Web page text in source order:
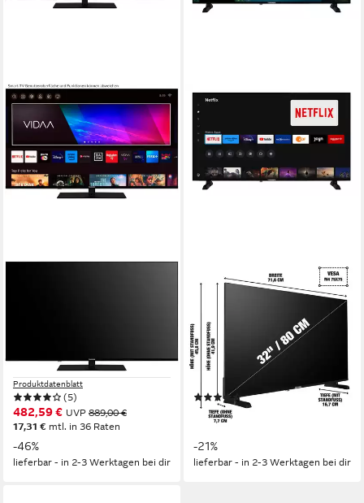
4K Ultra HD Auflösung
Produktdatenblatt
(5)
482,59 € UVP 889,00 €
17,31 € mtl. in 36 Raten
-46%
lieferbar - in 2-3 Werktagen bei dir
TELEFUNKEN
XH32TP900S LCD-LED
80 cm/32 Zoll
Diagonale
LED
Bildschirmtechnologie
HD-ready
Auflösung
Produktdatenblatt
(4)
149,99 €
13,70 €
-21%
lieferbar - in 2-3 Werktagen bei dir